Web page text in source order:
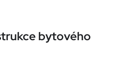
bytového